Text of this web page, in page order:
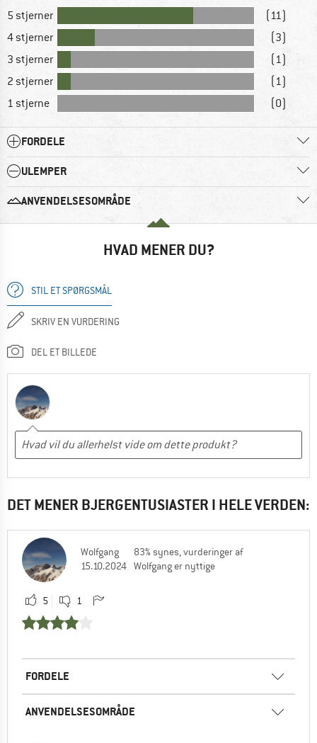
5 stjerner
(11)
4 stjerner
(3)
3 stjerner
(1)
2 stjerner
(1)
1 stjerne
(0)
FORDELE
ULEMPER
ANVENDELSESOMRÅDE
HVAD MENER DU?
STIL ET SPØRGSMÅL
SKRIV EN VURDERING
DEL ET BILLEDE
DET MENER BJERGENTUSIASTER I HELE VERDEN:
Wolfgang
15.10.2024
83% synes, vurderinger af
Wolfgang er nyttige
5 1
FORDELE
ANVENDELSESOMRÅDE